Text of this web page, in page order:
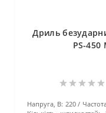
Дриль
PS-450
Напруга, В: 220